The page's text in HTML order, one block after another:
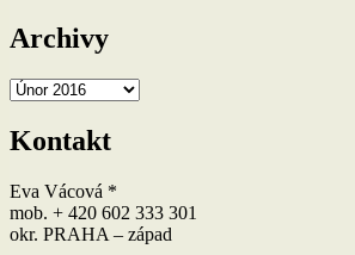
Archivy
Archivy
Kontakt
Eva Vácová *
mob. + 420 602 333 301
okr. PRAHA – západ